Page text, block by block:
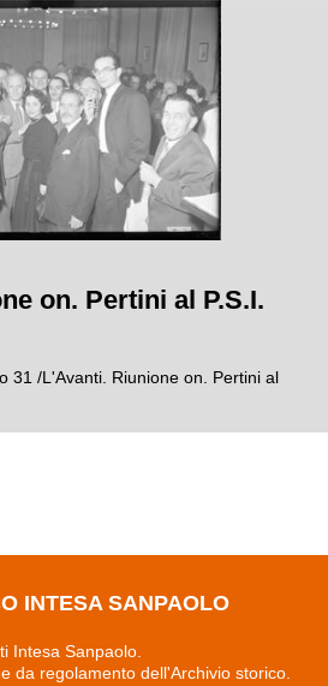
on. Pertini al P.S.I.
31 /L'Avanti. Riunione on. Pertini al
INTESA SANPAOLO
Intesa Sanpaolo.
da regolamento dell'Archivio storico.